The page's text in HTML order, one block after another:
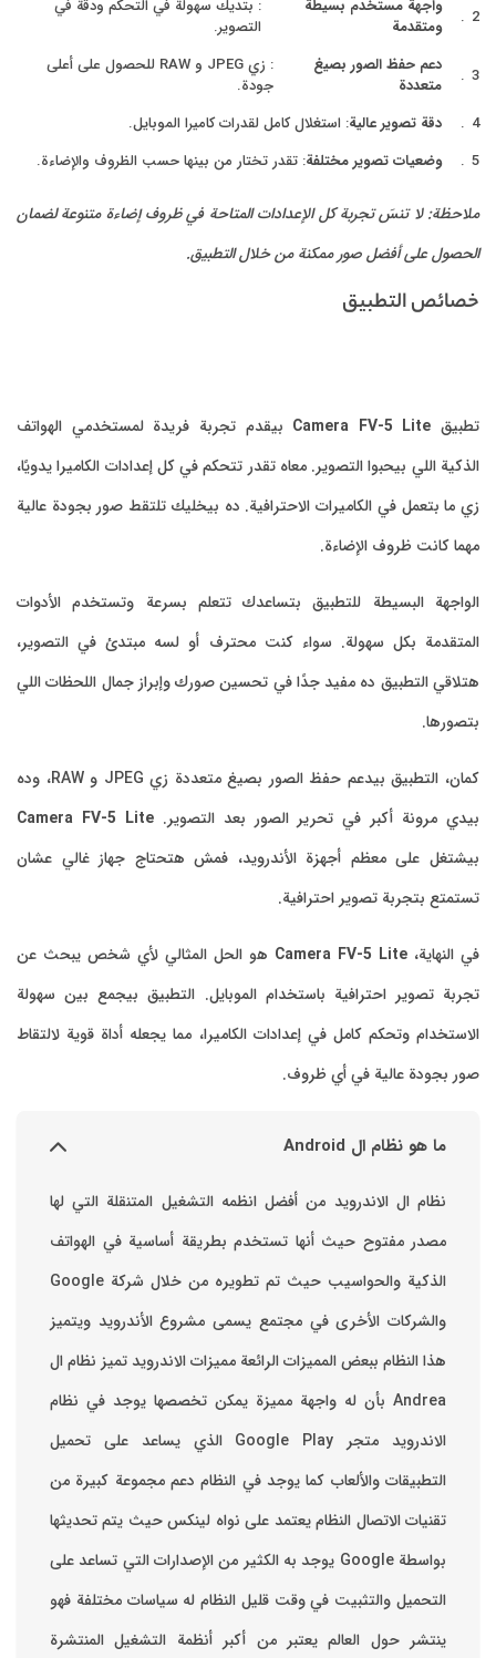
واجهة مستخدم بسيطة
ومتقدمة
: بتديك سهولة في التحكم ودقة في
التصوير.
دعم حفظ الصور بصيغ
متعددة
: زي JPEG و RAW للحصول على أعلى
جودة.
دقة تصوير عالية: استغلال كامل لقدرات كاميرا الموبايل.
وضعيات تصوير مختلفة: تقدر تختار من بينها حسب الظروف والإضاءة.
ملاحظة: لا تنسَ تجربة كل الإعدادات المتاحة في ظروف إضاءة متنوعة لضمان
الحصول على أفضل صور ممكنة من خلال التطبيق.
خصائص التطبيق
تطبيق Camera FV-5 Lite بيقدم تجربة فريدة لمستخدمي الهواتف
الذكية اللي بيحبوا التصوير. معاه تقدر تتحكم في كل إعدادات الكاميرا يدويًا،
زي ما بتعمل في الكاميرات الاحترافية. ده بيخليك تلتقط صور بجودة عالية
مهما كانت ظروف الإضاءة.
الواجهة البسيطة للتطبيق بتساعدك تتعلم بسرعة وتستخدم الأدوات
المتقدمة بكل سهولة. سواء كنت محترف أو لسه مبتدئ في التصوير،
هتلاقي التطبيق ده مفيد جدًا في تحسين صورك وإبراز جمال اللحظات اللي
بتصورها.
كمان، التطبيق بيدعم حفظ الصور بصيغ متعددة زي JPEG و RAW، وده
بيدي مرونة أكبر في تحرير الصور بعد التصوير.Camera FV-5 Lite
بيشتغل على معظم أجهزة الأندرويد، فمش هتحتاج جهاز غالي عشان
تستمتع بتجربة تصوير احترافية.
في النهاية، Camera FV-5 Lite هو الحل المثالي لأي شخص يبحث عن
تجربة تصوير احترافية باستخدام الموبايل. التطبيق بيجمع بين سهولة
الاستخدام وتحكم كامل في إعدادات الكاميرا، مما يجعله أداة قوية لالتقاط
صور بجودة عالية في أي ظروف.
ما هو نظام ال Android
نظام ال الاندرويد من أفضل انظمه التشغيل المتنقلة التي لها
مصدر مفتوح حيث أنها تستخدم بطريقة أساسية في الهواتف
والشركات الأخرى في مجتمع يسمى مشروع الأندرويد ويتميز
هذا النظام ببعض المميزات الرائعة ‏مميزات الاندرويد ‏تميز نظام ال
Andrea بأن له واجهة مميزة يمكن تخصصها ‏يوجد في نظام
الاندرويد متجر Google Play الذي يساعد على تحميل
التطبيقات والألعاب ‏كما يوجد في النظام دعم مجموعة كبيرة من
تقنيات الاتصال ‏النظام يعتمد على نواه لينكس حيث يتم تحديثها
بواسطة ‫Google‬ ‏يوجد به الكثير من الإصدارات التي تساعد على
التحميل والتثبيت في وقت قليل ‏النظام له سياسات مختلفة فهو
ينتشر حول العالم يعتبر من أكبر أنظمة التشغيل المنتشرة